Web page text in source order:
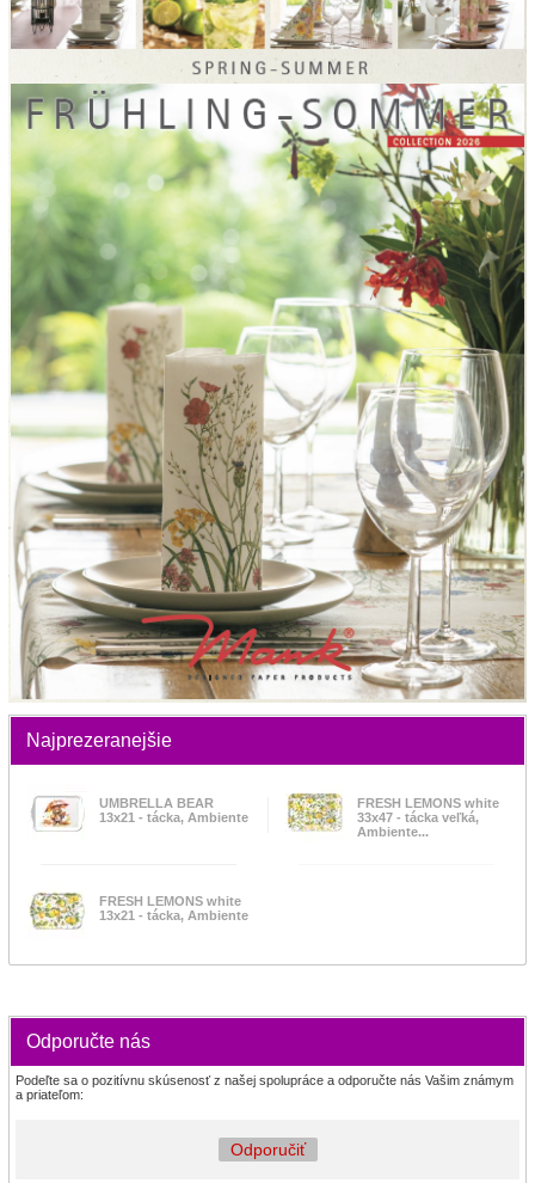
Najprezeranejšie
UMBRELLA BEAR
13x21 - tácka, Ambiente
FRESH LEMONS white
33x47 - tácka veľká,
Ambiente...
FRESH LEMONS white
13x21 - tácka, Ambiente
Odporučte nás
Podeľte sa o pozitívnu skúsenosť z našej spolupráce a odporučte nás Vašim známym
a priateľom:
Odporučiť